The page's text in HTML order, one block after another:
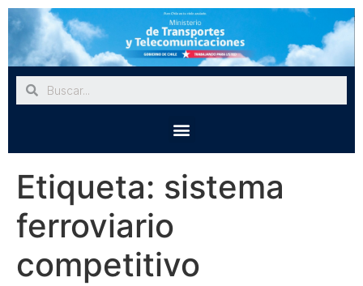
Etiqueta: sistema
ferroviario
competitivo